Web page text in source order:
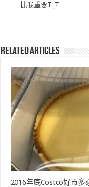
比我重要T_T
Related Articles
2016年底Costco好市多